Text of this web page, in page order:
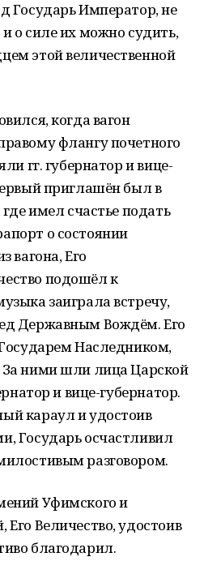
Государь Император, не
о силе их можно судить,
этой величественной
когда вагон
флангу почетного
гг. губернатор и вице-
приглашён был в
имел счастье подать
о состоянии
вагона, Его
подошёл к
заиграла встречу,
Державным Вождём. Его
Наследником,
ними шли лица Царской
и вице-губернатор.
караул и удостоив
Государь осчастливил
разговором.
Уфимского и
Величество, удостоив
благодарил.